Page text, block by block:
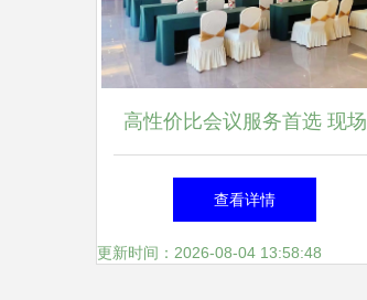
高性价比会议服务首选 现场
实拍，会场图片全新更新
查看详情
更新时间：2026-08-04 13:58:48